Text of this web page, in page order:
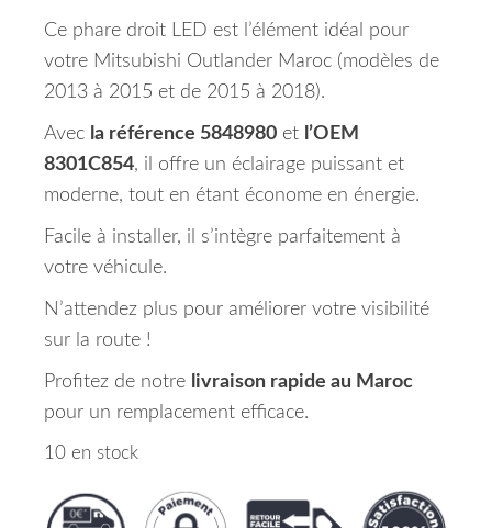
Ce phare droit LED est l’élément idéal pour
votre Mitsubishi Outlander Maroc (modèles de
2013 à 2015 et de 2015 à 2018).
Avec la référence 5848980 et l’OEM
8301C854, il offre un éclairage puissant et
moderne, tout en étant économe en énergie.
Facile à installer, il s’intègre parfaitement à
votre véhicule.
N’attendez plus pour améliorer votre visibilité
sur la route !
Profitez de notre livraison rapide au Maroc
pour un remplacement efficace.
10 en stock